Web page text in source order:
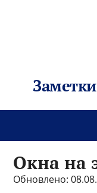
Окна на
Обновлено: